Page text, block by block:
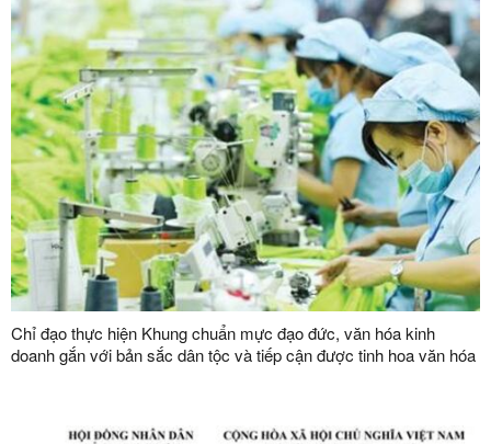
Chỉ đạo thực hiện Khung chuẩn mực đạo đức, văn hóa kinh
doanh gắn với bản sắc dân tộc và tiếp cận được tinh hoa văn hóa